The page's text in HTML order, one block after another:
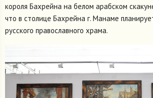
короля Бахрейна на белом арабском
что в столице Бахрейна г. Манаме
русского православного храма.